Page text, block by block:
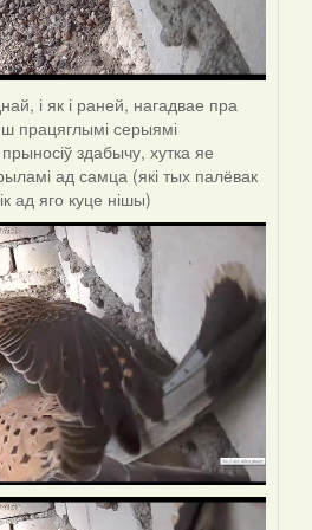
і як і раней, нагадвае пра
працяглымі серыямі
здабычу, хутка яе
ад самца (які тых палёвак
ад яго куце нішы)